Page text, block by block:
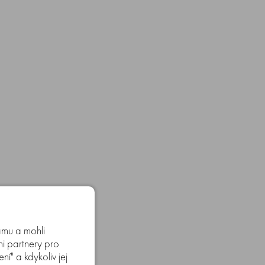
a mohli
partnery pro
a kdykoliv jej